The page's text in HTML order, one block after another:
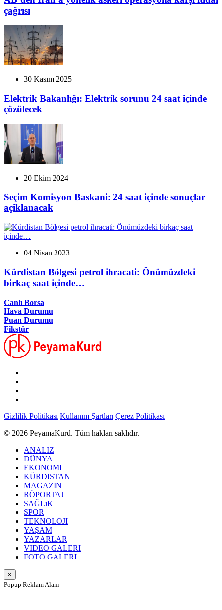
çağrısı
30 Kasım 2025
Elektrik Bakanlığı: Elektrik sorunu 24 saat içinde
çözülecek
20 Ekim 2024
Seçim Komisyon Baskani: 24 saat içinde sonuçlar
açiklanacak
04 Nisan 2023
Kürdistan Bölgesi petrol ihracati: Önümüzdeki
birkaç saat içinde…
Canlı Borsa
Hava Durumu
Puan Durumu
Fikstür
Gizlilik Politikası Kullanım Şartları Çerez Politikası
© 2026 PeyamaKurd. Tüm hakları saklıdır.
ANALIZ
DÜNYA
EKONOMI
KÜRDISTAN
MAGAZIN
RÖPORTAJ
SAĞLıK
SPOR
TEKNOLOJI
YAŞAM
YAZARLAR
VIDEO GALERI
FOTO GALERI
×
Popup Reklam Alanı